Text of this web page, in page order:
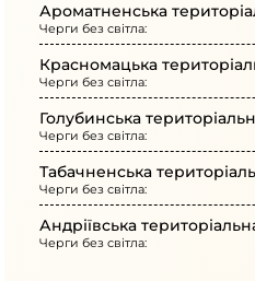
Ароматненська
Черги без світла:
Красномацька
Черги без світла:
Голубинська
Черги без світла:
Табачненська
Черги без світла:
Андріївська
Черги без світла: